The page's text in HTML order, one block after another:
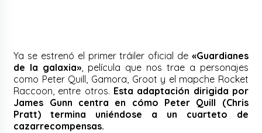
Ya se estrenó el primer tráiler oficial de «Guardianes
de la galaxia», película que nos trae a personajes
como Peter Quill, Gamora, Groot y el mapche Rocket
Raccoon, entre otros. Esta adaptación dirigida por
James Gunn centra en cómo Peter Quill (Chris
Pratt) termina uniéndose a un cuarteto de
cazarrecompensas.